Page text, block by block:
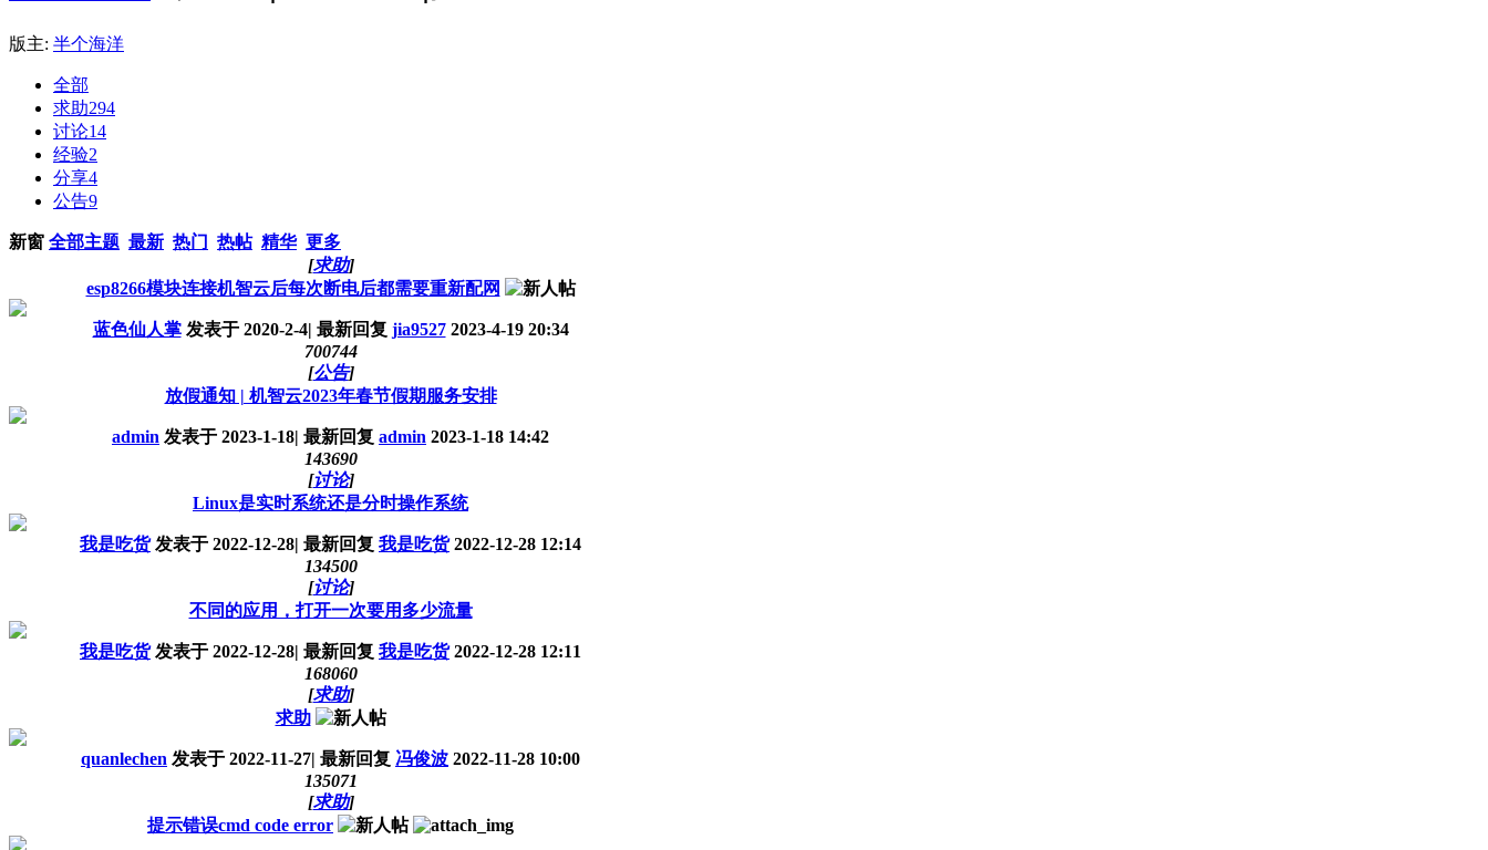
版主: 半个海洋
全部
求助294
讨论14
经验2
分享4
公告9
新窗 全部主题 最新 热门 热帖 精华 更多
[求助]
esp8266模块连接机智云后每次断电后都需要重新配网
蓝色仙人掌发表于 2020-2-4| 最新回复 jia95272023-4-19 20:34
700744
[公告]
放假通知 | 机智云2023年春节假期服务安排
admin 发表于 2023-1-18| 最新回复 admin 2023-1-18 14:42
143690
[讨论]
Linux是实时系统还是分时操作系统
我是吃货发表于 2022-12-28| 最新回复 我是吃货2022-12-28 12:14
134500
[讨论]
不同的应用，打开一次要用多少流量
我是吃货发表于 2022-12-28| 最新回复 我是吃货2022-12-28 12:11
168060
[求助]
求助
quanlechen 发表于 2022-11-27| 最新回复 冯俊波 2022-11-28 10:00
135071
[求助]
提示错误cmd code error